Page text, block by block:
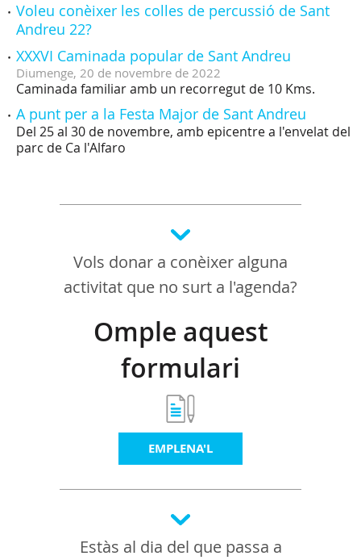
Voleu conèixer les colles de percussió de Sant
Andreu 22?
XXXVI Caminada popular de Sant Andreu
Diumenge, 20 de novembre de 2022
Caminada familiar amb un recorregut de 10 Kms.
A punt per a la Festa Major de Sant Andreu
Del 25 al 30 de novembre, amb epicentre a l'envelat del
parc de Ca l'Alfaro
Vols donar a conèixer alguna
activitat que no surt a l'agenda?
Omple aquest
formulari
EMPLENA'L
Estàs al dia del que passa a